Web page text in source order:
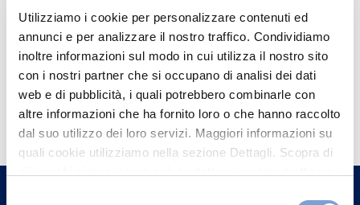
Utilizziamo i cookie per personalizzare contenuti ed
annunci e per analizzare il nostro traffico. Condividiamo
inoltre informazioni sul modo in cui utilizza il nostro sito
con i nostri partner che si occupano di analisi dei dati
web e di pubblicità, i quali potrebbero combinarle con
altre informazioni che ha fornito loro o che hanno raccolto
dal suo utilizzo dei loro servizi. Maggiori informazioni su
quali cookie utilizziamo nella sezione Dettagli. Scopra di
Hai bisogno di
informazioni?
Trova l'Agenzia più vicina a te e parla con
un nostro Agente.